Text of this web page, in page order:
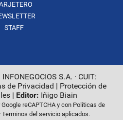
STAFF
INFONEGOCIOS S.A. · CUIT:
de Privacidad | Protección de
| Editor: Iñigo Biain
reCAPTCHA y con Políticas de
Terminos del servicioaplicados.